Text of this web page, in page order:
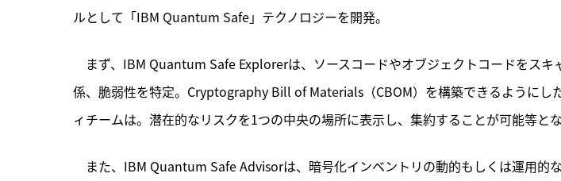
ルとして「IBM Quantum Safe」テクノロジーを開発。
まず、IBM Quantum Safe Explorerは、ソースコードやオブジェクトコードをスキ
係、脆弱性を特定。Cryptography Bill of Materials（CBOM）を構築できるようにし
ィチームは。潜在的なリスクを1つの中央の場所に表示し、集約することが可能等とな
また、IBM Quantum Safe Advisorは、暗号化インベントリの動的もしくは運用的